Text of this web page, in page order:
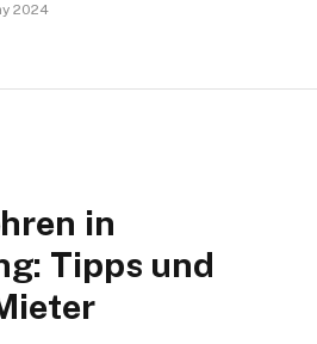
2024
in
Tipps und